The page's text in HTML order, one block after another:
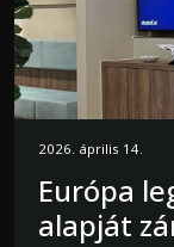
2026. április 14.
Európa
alapját